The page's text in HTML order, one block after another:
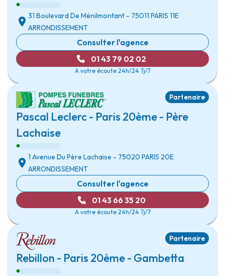
31 Boulevard De Ménilmontant - 75011 PARIS 11E
ARRONDISSEMENT
Consulter l'agence
01 43 79 02 02
A votre écoute 24h/24 7j/7
Partenaire
Pascal Leclerc - Paris 20ème - Père
Lachaise
1 Avenue Du Père Lachaise - 75020 PARIS 20E
ARRONDISSEMENT
Consulter l'agence
01 43 66 35 20
A votre écoute 24h/24 7j/7
Partenaire
Rebillon - Paris 20ème - Gambetta